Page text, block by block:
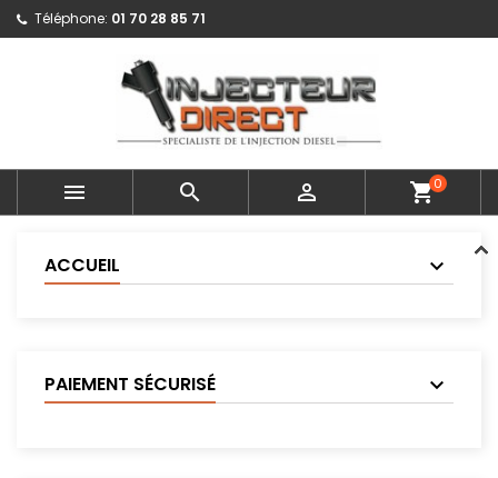
Téléphone: 01 70 28 85 71
   shopping_cart0
ACCUEIL
PAIEMENT SÉCURISÉ